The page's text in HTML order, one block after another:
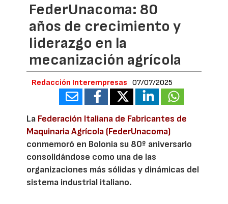
FederUnacoma: 80
años de crecimiento y
liderazgo en la
mecanización agrícola
Redacción Interempresas 07/07/2025
La Federación Italiana de Fabricantes de
Maquinaria Agrícola (FederUnacoma)
conmemoró en Bolonia su 80º aniversario
consolidándose como una de las
organizaciones más sólidas y dinámicas del
sistema industrial italiano.